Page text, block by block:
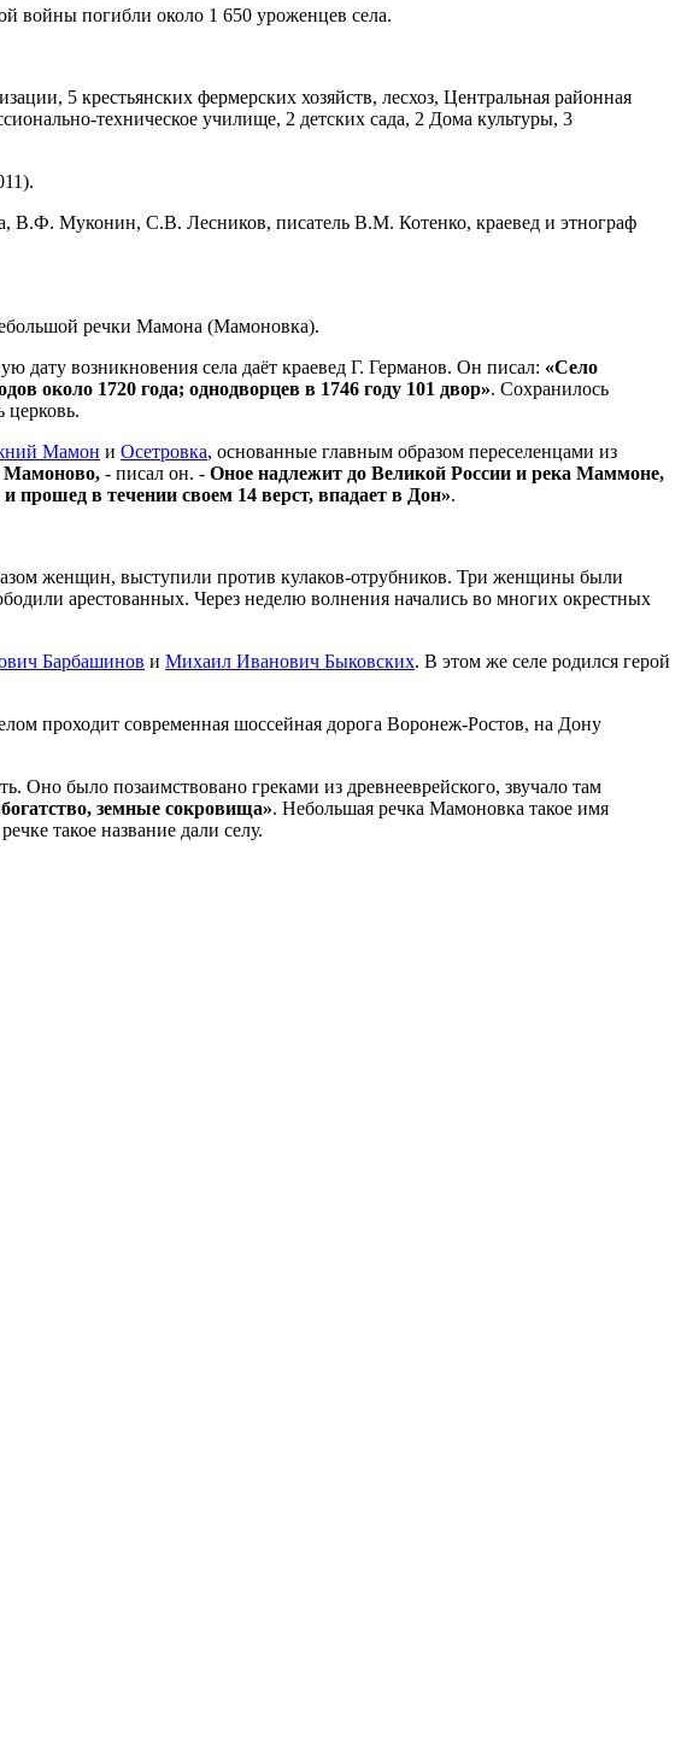
войны погибли около 1 650 уроженцев села.
5 крестьянских фермерских хозяйств, лесхоз, Центральная районная
техническое училище, 2 детских сада, 2 Дома культуры, 3
Муконин, С.В. Лесников, писатель В.М. Котенко, краевед и этнограф
речки Мамона (Мамоновка).
возникновения села даёт краевед Г. Германов. Он писал: «Село
около 1720 года; однодворцев в 1746 году 101 двор». Сохранилось
церковь.
Мамон и Осетровка, основанные главным образом переселенцами из
Мамоново, - писал он. - Оное надлежит до Великой России и река Маммоне,
прошед в течении своем 14 верст, впадает в Дон».
женщин, выступили против кулаков-отрубников. Три женщины были
арестованных. Через неделю волнения начались во многих окрестных
Барбашинов и Михаил Иванович Быковских. В этом же селе родился герой
проходит современная шоссейная дорога Воронеж-Ростов, на Дону
Оно было позаимствовано греками из древнееврейского, звучало там
земные сокровища». Небольшая речка Мамоновка такое имя
такое название дали селу.